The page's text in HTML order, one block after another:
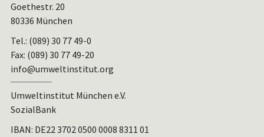
Goethestr. 20
80336 München
Tel.: (089) 30 77 49-0
Fax: (089) 30 77 49-20
info@umweltinstitut.org
Umweltinstitut München e.V.
SozialBank
IBAN: DE22 3702 0500 0008 8311 01